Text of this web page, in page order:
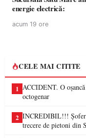
energie electrică:
acum 19 ore
CELE MAI CITITE
1 ACCIDENT. O
octogenar
2 INCREDIBIL!!! Șofer
trecere de pietoni din